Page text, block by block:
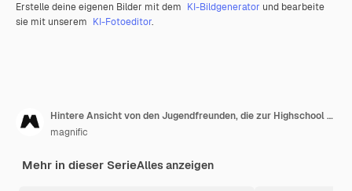
Erstelle deine eigenen Bilder mit dem KI-Bildgenerator und bearbeite
sie mit unserem KI-Fotoeditor.
Hintere Ansicht von den Jugendfreunden, die zur Highschool gehen
magnific
Mehr in dieser SerieAlles anzeigen